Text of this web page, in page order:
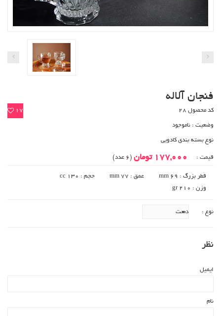
فنجان آلاله
17 کد محصول 28
وضعیت : ناموجود
نوع بسته بندی کادویی
قیمت : 177,000 تومان (6 عدد)
قطر بزرگ : 69 mm عمق : 77 mm
حجم : 130 cc
وزن : gr 210
نوع :
نظر
ایمیل
نام